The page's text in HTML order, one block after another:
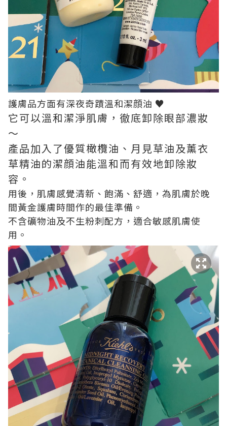
護膚品方面有深夜奇蹟溫和潔顔油 ♥
它可以溫和潔淨肌膚，徹底卸除眼部濃妝
～
產品加入了優質橄欖油、月見草油及薰衣
草精油的潔顔油能溫和而有效地卸除妝
容。
用後，肌膚感覺清新、飽滿、舒適，為肌膚於晚
間黃金護膚時間作的最佳準備。
不含礦物油及不生粉刺配方，適合敏感肌膚使
用。